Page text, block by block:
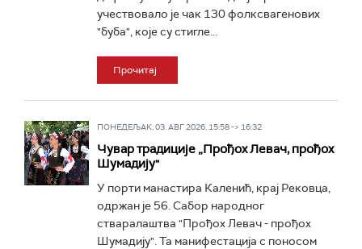
учествовало је чак 130 фолксвагенових
"буба", које су стигле...
Прочитај
ПОНЕДЕЉАК, 03. АВГ 2026, 15:58 -> 16:32
Чувар традиције „Прођох Левач, прођох
Шумадију"
У порти манастира Каленић, крај Рековца,
одржан је 56. Сабор народног
стваралаштва "Прођох Левач - прођох
Шумадију". Та манифестација с поносом